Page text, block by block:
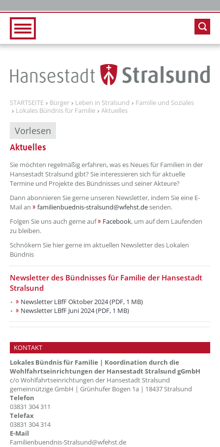
STARTSEITE Bürger Leben in Stralsund
Familie und Soziales
Lokales Bündnis für Familie
Aktuelles
Vorlesen
Aktuelles
??? absaetzeOben[1]/titel ???
Sie möchten regelmäßig erfahren, was es Neues für Familien in der
Hansestadt Stralsund gibt? Sie interessieren sich für aktuelle
Termine und Projekte des Bündnisses und seiner Akteure?
Dann abonnieren Sie gerne unseren Newsletter, indem Sie eine E-
Mail an
familienbuednis-stralsund@wfehst.desenden.
Folgen Sie uns auch gerne auf
Facebook, um auf dem Laufenden
zu bleiben.
Schnökern Sie hier gerne im aktuellen Newsletter des Lokalen
Bündnis
Newsletter des Bündnisses für Familie der Hansestadt
Stralsund
Newsletter LBfF Oktober 2024 (PDF, 1 MB)
Newsletter LBfF Juni 2024 (PDF, 1 MB)
KONTAKT
Lokales Bündnis für Familie | Koordination durch die
Wohlfahrtseinrichtungen der Hansestadt Stralsund gGmbH
c/o Wohlfahrtseinrichtungen der Hansestadt Stralsund
gemeinnützige GmbH | Grünhufer Bogen 1a | 18437 Stralsund
Telefon
03831 304 311
Telefax
03831 304 314
E-Mail
Familienbuendnis-Stralsund@wfehst.de